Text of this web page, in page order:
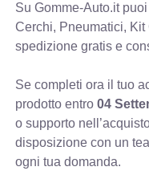
Su Gomme-Auto.it
Cerchi, Pneumatici,
spedizione gratis e
Se completi ora il tuo
prodotto entro04
o supporto
disposizione con un
ogni tua domanda.